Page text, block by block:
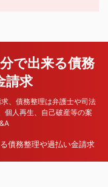
で出来る債務
請求
、債務整理は弁護士や司法
個人再生、自己破産等の案
債務整理や過払い金請求